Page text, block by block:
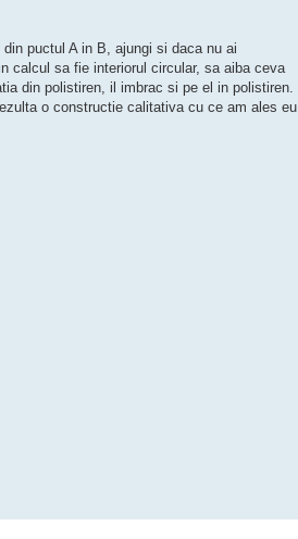
puctul A in B, ajungi si daca nu ai
calcul sa fie interiorul circular, sa aiba ceva
din polistiren, il imbrac si pe el in polistiren.
o constructie calitativa cu ce am ales eu